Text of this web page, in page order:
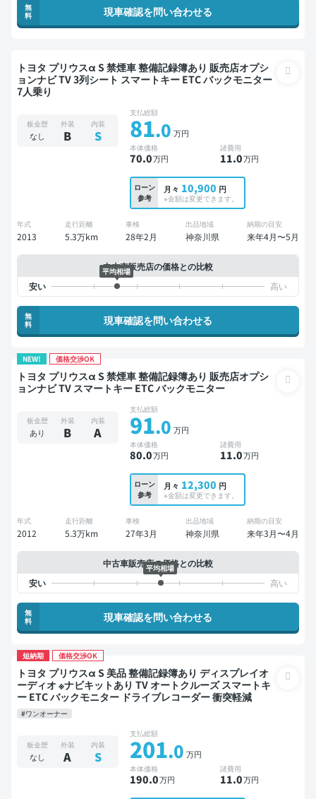
無
料
現車確認を問い合わせる
トヨタ プリウスα S 禁煙車 整備記録簿あり 販売店オプシ
ョンナビ TV 3列シート スマートキー ETC バックモニター
7人乗り
板金歴
なし
外装
B
内装
S
支払総額
81.0 万円
本体価格
70.0万円
諸費用
11.0万円
ローン
参考
月々 10,900 円
※金額は変更できます。
年式
2013
走行距離
5.3万km
車検
28年2月
出品地域
神奈川県
納期の目安
来年4月〜5月
中古車販売店の価格との比較
平均相場
無
料
現車確認を問い合わせる
NEW! 価格交渉OK
トヨタ プリウスα S 禁煙車 整備記録簿あり 販売店オプシ
ョンナビ TV スマートキー ETC バックモニター
板金歴
あり
外装
B
内装
A
支払総額
91.0 万円
本体価格
80.0万円
諸費用
11.0万円
ローン
参考
月々 12,300 円
※金額は変更できます。
年式
2012
走行距離
5.3万km
車検
27年3月
出品地域
神奈川県
納期の目安
来年3月〜4月
中古車販売店の価格との比較
平均相場
無
料
現車確認を問い合わせる
短納期 価格交渉OK
トヨタ プリウスα S 美品 整備記録簿あり ディスプレイオ
ーディオ ※ナビキットあり TV オートクルーズ スマートキ
ー ETC バックモニター ドライブレコーダー 衝突軽減
#ワンオーナー
板金歴
なし
外装
A
内装
S
支払総額
201.0 万円
本体価格
190.0万円
諸費用
11.0万円